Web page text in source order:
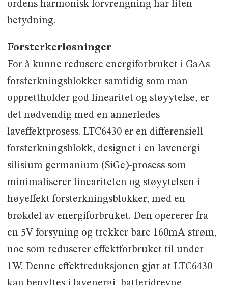
ordens harmonisk forvrengning har liten
betydning.
Forsterkerløsninger
For å kunne redusere energiforbruket i GaAs
forsterkningsblokker samtidig som man
opprettholder god linearitet og støyytelse, er
det nødvendig med en annerledes
laveffektprosess. LTC6430 er en differensiell
forsterkningsblokk, designet i en lavenergi
silisium germanium (SiGe)-prosess som
minimaliserer lineariteten og støyytelsen i
høyeffekt forsterkningsblokker, med en
brøkdel av energiforbruket. Den opererer fra
en 5V forsyning og trekker bare 160mA strøm,
noe som reduserer effektforbruket til under
1W. Denne effektreduksjonen gjør at LTC6430